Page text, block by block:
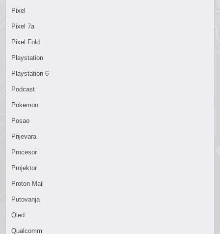
Pixel
Pixel 7a
Pixel Fold
Playstation
Playstation 6
Podcast
Pokemon
Posao
Prijevara
Procesor
Projektor
Proton Mail
Putovanja
Qled
Qualcomm